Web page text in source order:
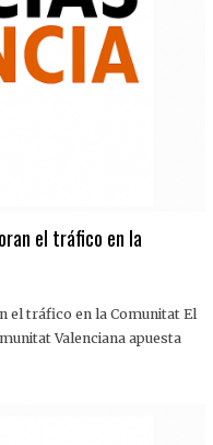
el tráfico en la
el tráfico en la Comunitat El
Valenciana apuesta